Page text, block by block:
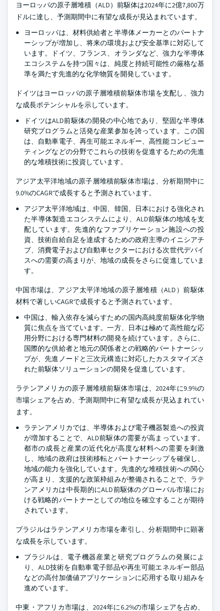
ヨーロッパの原子層堆積（ALD）前駆体は2024年に2億7,800万
ドルに達し、予測期間中に有望な成長が見込まれています。
ヨーロッパは、材料供給者と半導体メーカーとのパートナ
ーシップが増加し、将来の環境および安全基準に対応して
います。ドイツ、フランス、オランダなど、強力な半導体
エコシステムを持つ国々は、純度と持続可能性の厳格な基
準を満たす先進的な化学物質を開発しています。
ドイツはヨーロッパの原子層堆積前駆体市場を支配し、強力
な成長ポテンシャルを示しています。
ドイツはALD前駆体の開発の中心地であり、堅固な半導体
研究プログラムと活発な産業参加を誇っています。この国
は、自動車電子、再生可能エネルギー、高性能コンピュー
ティングなどの分野でこれらの技術を促進するための先進
的な堆積技術に投資しています。
アジア太平洋地域の原子層堆積前駆体市場は、分析期間中に
9.0%のCAGRで成長すると予測されています。
アジア太平洋地域は、中国、韓国、日本における強化され
た半導体製造エコシステムにより、ALD前駆体の地域を支
配しています。先進的なファブリケーション施設への投
資、技術自給自足を達成するための政府主導のイニシアチ
ブ、消費電子および自動車セクターにおける次世代デバイ
スへの需要の高まりが、地域の成長をさらに促進していま
す。
中国市場は、アジア太平洋地域の原子層堆積（ALD）前駆体
材料で著しいCAGRで成長すると予測されています。
中国は、輸入依存を減らすための国内高純度前駆体化学物
質に焦点を当てています。一方、日本は極めて高性能な応
用分野における専門材料の開発を続けています。さらに、
国際的な供給者と地元の関係者との戦略的パートナーシッ
プが、先進ノードと三次元構造に対応したカスタマイズさ
れた前駆体ソリューションの開発を促進しています。
ラテンアメリカの原子層堆積前駆体市場は、2024年に9.9%の
市場シェアを占め、予測期間中に有望な成長が見込まれてい
ます。
ラテンアメリカでは、半導体および電子機器製造への投資
が増加することで、ALD前駆体の需要が高まっています。
都市の成長と産業の近代化が高度な材料への需要を刺激
し、地域の政府は技術移転とパートナーシップを確保し、
地域の能力を強化しています。先進的な堆積技術への関心
が高まり、支援的な政策枠組みが整備されることで、ラテ
ンアメリカは中長期的にALD前駆体のグローバル市場にお
ける戦略的パートナーとしての地位を確立することが期待
されています。
ブラジルはラテンアメリカ市場を牽引し、分析期間中に顕著
な成長を示しています。
ブラジルは、電子機器産業と研究プログラムの発展によ
り、ALD技術を自動車電子部品や再生可能エネルギー部品
などの高付加価値アプリケーションに応用する取り組みを
進めています。
中東・アフリカ市場は、2024年に6.2%の市場シェアを占め、